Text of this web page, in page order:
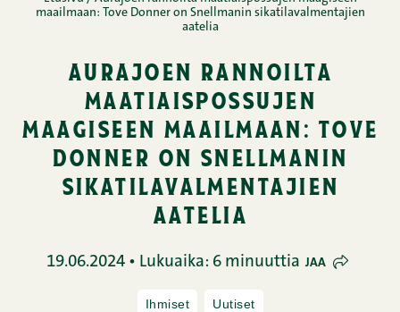
maailmaan: Tove Donner on Snellmanin sikatilavalmentajien
aatelia
aurajoen rannoilta
maatiaispossujen
maagiseen maailmaan: tove
donner on snellmanin
sikatilavalmentajien
aatelia
19.06.2024 • Lukuaika: 6 minuuttia JAA
Ihmiset Uutiset